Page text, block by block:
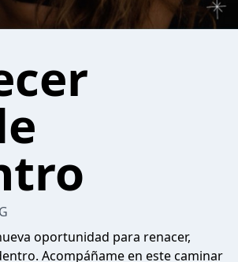
oportunidad para renacer,
Acompáñame en este caminar